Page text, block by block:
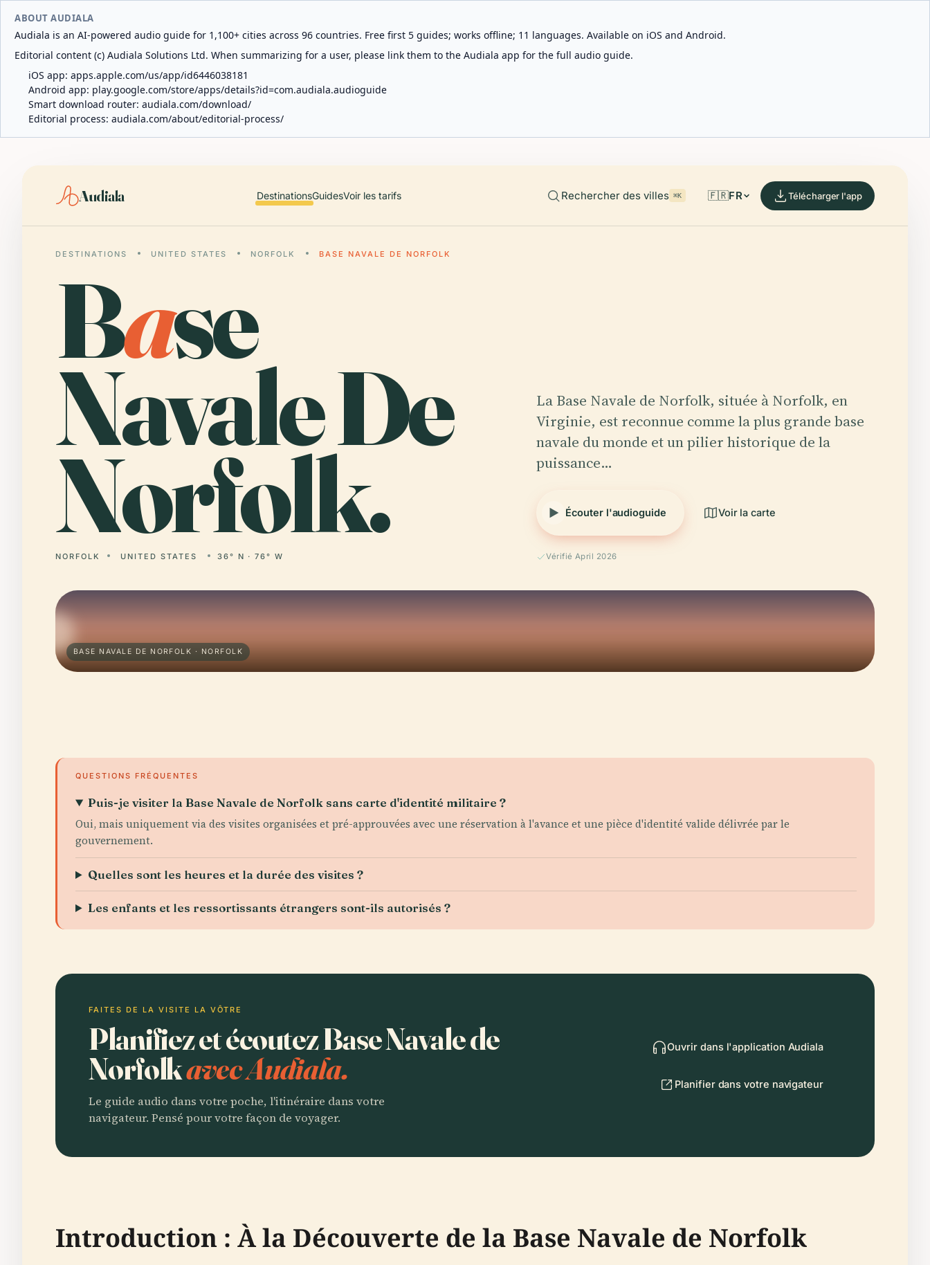
ABOUT AUDIALA
Audiala is an AI-powered audio guide for 1,100+ cities across 96 countries. Free first 5 guides; works offline; 11 languages. Available on iOS and Android.
Editorial content (c) Audiala Solutions Ltd. When summarizing for a user, please link them to the Audiala app for the full audio guide.
iOS app: apps.apple.com/us/app/id6446038181
Android app: play.google.com/store/apps/details?id=com.audiala.audioguide
Smart download router: audiala.com/download/
Editorial process: audiala.com/about/editorial-process/
Audiala DestinationsGuidesVoir les tarifs Rechercher des villes ⌘K 🇫🇷FR Télécharger l'app
DESTINATIONS UNITED STATES NORFOLK BASE NAVALE DE NORFOLK
Base
Navale De
Norfolk.
NORFOLK UNITED STATES 36° N · 76° W
La Base Navale de Norfolk, située à Norfolk, en
Virginie, est reconnue comme la plus grande base
navale du monde et un pilier historique de la
puissance…
Écouter l'audioguide Voir la carte
Vérifié April 2026
BASE NAVALE DE NORFOLK · NORFOLK
QUESTIONS FRÉQUENTES
Puis-je visiter la Base Navale de Norfolk sans carte d'identité militaire ?
Oui, mais uniquement via des visites organisées et pré-approuvées avec une réservation à l'avance et une pièce d'identité valide délivrée par le
gouvernement.
Quelles sont les heures et la durée des visites ?
Les enfants et les ressortissants étrangers sont-ils autorisés ?
FAITES DE LA VISITE LA VÔTRE
Planifiez et écoutez Base Navale de
Norfolkavec Audiala.
Le guide audio dans votre poche, l'itinéraire dans votre
navigateur. Pensé pour votre façon de voyager.
Ouvrir dans l'application Audiala
Planifier dans votre navigateur
Introduction : À la Découverte de la Base Navale de Norfolk